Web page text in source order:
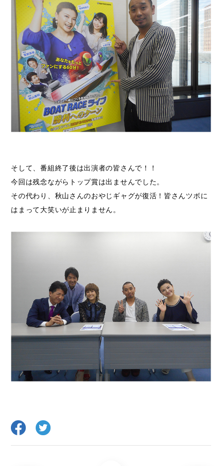
そして、番組終了後は出演者の皆さんで！！
今回は残念ながらトップ賞は出ませんでした。
その代わり、秋山さんのおやじギャグが復活！皆さんツボに
はまって大笑いが止まりません。